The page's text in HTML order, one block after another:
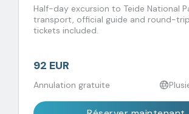
Half-day excursion to Teide National
transport, official guide and round-
tickets included.
92 EUR
Annulation gratuite